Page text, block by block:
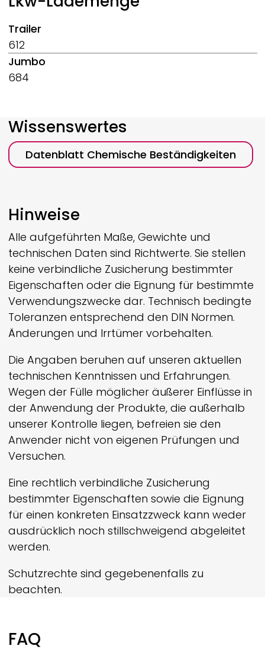
Trailer
612
Jumbo
684
Wissenswertes
Datenblatt Chemische Beständigkeiten
Hinweise
Alle aufgeführten Maße, Gewichte und
technischen Daten sind Richtwerte. Sie stellen
keine verbindliche Zusicherung bestimmter
Eigenschaften oder die Eignung für bestimmte
Verwendungszwecke dar. Technisch bedingte
Toleranzen entsprechend den DIN Normen.
Änderungen und Irrtümer vorbehalten.
Die Angaben beruhen auf unseren aktuellen
technischen Kenntnissen und Erfahrungen.
Wegen der Fülle möglicher äußerer Einflüsse in
der Anwendung der Produkte, die außerhalb
unserer Kontrolle liegen, befreien sie den
Anwender nicht von eigenen Prüfungen und
Versuchen.
Eine rechtlich verbindliche Zusicherung
bestimmter Eigenschaften sowie die Eignung
für einen konkreten Einsatzzweck kann weder
ausdrücklich noch still­schweigend abgeleitet
werden.
Schutzrechte sind gegebenenfalls zu
beachten.
FAQ